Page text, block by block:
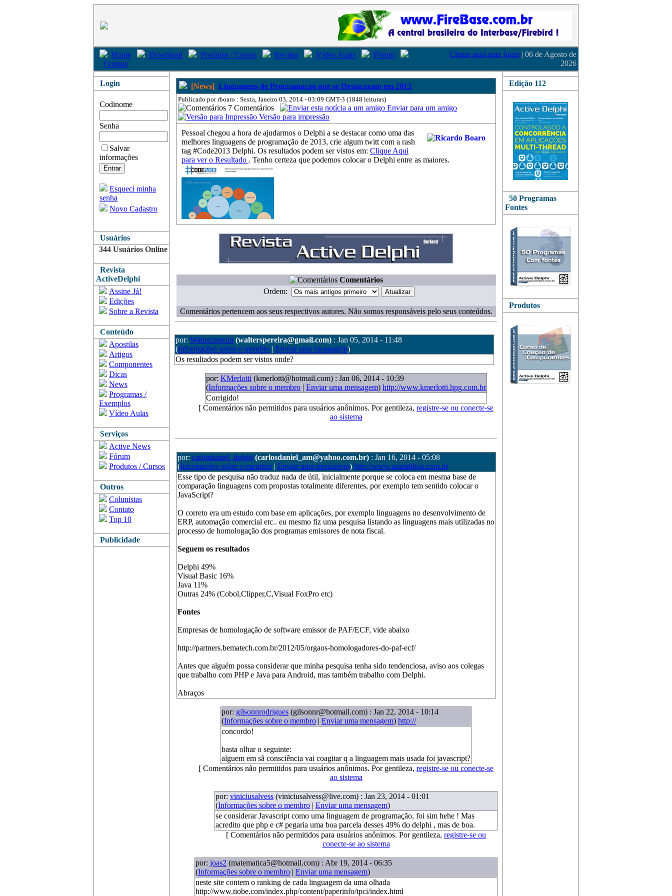
Home Download Produtos / Cursos Revista Vídeo Aulas
Fórum
Contato
Clique aqui para logar | 06 de Agosto de
2026
Login
Codinome
Senha
Salvar
informações
Esqueci minha
senha
Novo Cadastro
Usuários
344 Usuários Online
Revista
ActiveDelphi
Assine Já!
Edições
Sobre a Revista
Conteúdo
Apostilas
Artigos
Componentes
Dicas
News
Programas /
Exemplos
Vídeo Aulas
Serviços
Active News
Fórum
Produtos / Cursos
Outros
Colunistas
Contato
Top 10
Publicidade
[News] Linguagens de Programacao que se Destacaram em 2013
Publicado por rboaro : Sexta, Janeiro 03, 2014 - 03:09 GMT-3 (1848 leituras)
7 Comentários
Enviar para um amigo
Versão para impressão
Pessoal chegou a hora de ajudarmos o Delphi a se destacar como uma das
melhores linguagens de programação de 2013, crie algum twitt com a rash
tag #Code2013 Delphi. Os resultados podem ser vistos em: Clique Aqui
para ver o Resultado . Tenho certeza que podemos colocar o Delphi entre as maiores.
Comentários
Ordem:
Comentários pertencem aos seus respectivos autores. Não somos responsáveis pelo seus conteúdos.
por: Walter.pereira (walterspereira@gmail.com) : Jan 05, 2014 - 11:48
(Informações sobre o membro | Enviar uma mensagem)
Os resultados podem ser vistos onde?
por: KMerlotti (kmerlotti@hotmail.com) : Jan 06, 2014 - 10:39
(Informações sobre o membro | Enviar uma mensagem) http://www.kmerlotti.hpg.com.br
Corrigido!
[ Comentários não permitidos para usuários anônimos. Por gentileza, registre-se ou conecte-se
ao sistema
por: carlosdaniel_delphi (carlosdaniel_am@yahoo.com.br) : Jan 16, 2014 - 05:08
(Informações sobre o membro| Enviar uma mensagem) http://www.animalltag.com.br
Esse tipo de pesquisa não traduz nada de útil, inicialmente porque se coloca em mesma base de
comparação linguagens com propostas totalmente diferentes, por exemplo tem sentido colocar o
JavaScript?
O correto era um estudo com base em aplicações, por exemplo linguagens no desenvolvimento de
ERP, automação comercial etc.. eu mesmo fiz uma pesquisa listando as linguagens mais utilizadas no
processo de homologação dos programas emissores de nota fiscal.
Seguem os resultados
Delphi 49%
Visual Basic 16%
Java 11%
Outras 24% (Cobol,Clipper,C,Visual FoxPro etc)
Fontes
Empresas de homologação de software emissor de PAF/ECF, vide abaixo
http://partners.bematech.com.br/2012/05/orgaos-homologadores-do-paf-ecf/
Antes que alguém possa considerar que minha pesquisa tenha sido tendenciosa, aviso aos colegas
que trabalho com PHP e Java para Android, mas também trabalho com Delphi.
Abraços
por: gilsonnrodrigues (gilsonnr@hotmail.com) : Jan 22, 2014 - 10:14
(Informações sobre o membro | Enviar uma mensagem) http://
concordo!
basta olhar o seguinte:
alguem em sã consciência vai coagitar q a linguagem mais usada foi javascript?
[ Comentários não permitidos para usuários anônimos. Por gentileza, registre-se ou conecte-se
ao sistema
por: viniciusalvess (viniciusalvess@live.com) : Jan 23, 2014 - 01:01
(Informações sobre o membro | Enviar uma mensagem)
se considerar Javascript como uma linguagem de programação, foi sim hehe ! Mas
acredito que php e c# pegaria uma boa parcela desses 49% do delphi , mas de boa.
[ Comentários não permitidos para usuários anônimos. Por gentileza, registre-se ou
conecte-se ao sistema
por: joas2 (matematica5@hotmail.com) : Abr 19, 2014 - 06:35
(Informações sobre o membro | Enviar uma mensagem)
neste site contem o ranking de cada linguagem da uma olhada
http://www.tiobe.com/index.php/content/paperinfo/tpci/index.html
Edição 112
50 Programas
Fontes
Produtos